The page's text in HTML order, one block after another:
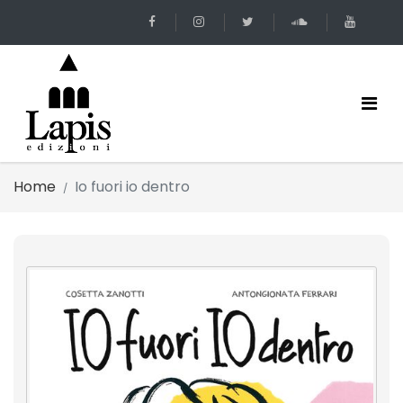
Home Io fuori io dentro